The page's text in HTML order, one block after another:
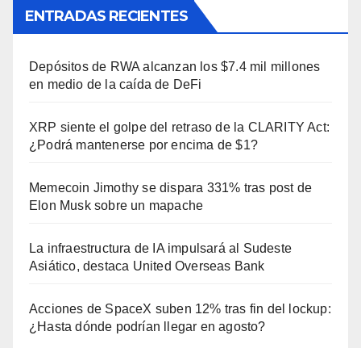
ENTRADAS RECIENTES
Depósitos de RWA alcanzan los $7.4 mil millones
en medio de la caída de DeFi
XRP siente el golpe del retraso de la CLARITY Act:
¿Podrá mantenerse por encima de $1?
Memecoin Jimothy se dispara 331% tras post de
Elon Musk sobre un mapache
La infraestructura de IA impulsará al Sudeste
Asiático, destaca United Overseas Bank
Acciones de SpaceX suben 12% tras fin del lockup:
¿Hasta dónde podrían llegar en agosto?